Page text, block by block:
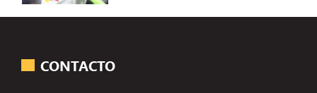
CONTACTO